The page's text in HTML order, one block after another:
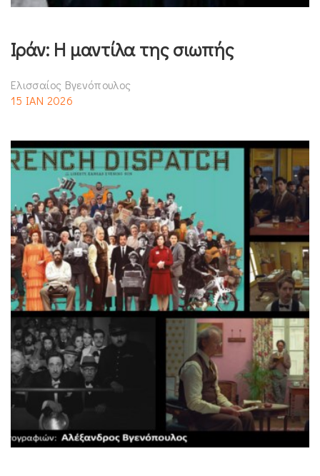
Ιράν: Η μαντίλα της σιωπής
Ελισσαίος Βγενόπουλος
15 ΙΑΝ 2026